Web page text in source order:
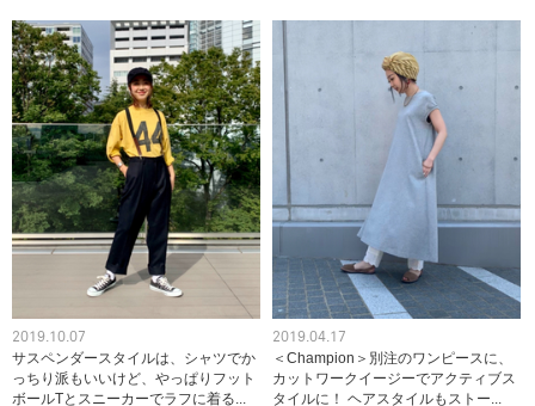
2019.10.07
サスペンダースタイルは、シャツでか
っちり派もいいけど、やっぱりフット
ボールTとスニーカーでラフに着る...
2019.04.17
＜Champion＞別注のワンピースに、
カットワークイージーでアクティブス
タイルに！ ヘアスタイルもストー...